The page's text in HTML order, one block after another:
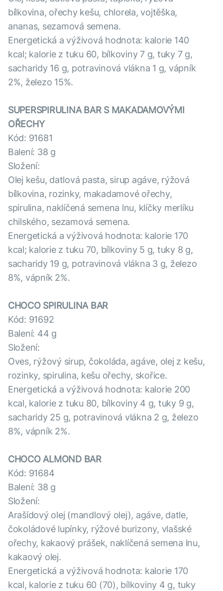
bílkovina, ořechy kešu, chlorela, vojtěška,
ananas, sezamová semena.
Energetická a výživová hodnota: kalorie 140
kcal; kalorie z tuku 60, bílkoviny 7 g, tuky 7 g,
sacharidy 16 g, potravinová vlákna 1 g, vápník
2%, železo 15%.
SUPERSPIRULINA BAR S MAKADAMOVÝMI
OŘECHY
Kód: 91681
Balení: 38 g
Složení:
Olej kešu, datlová pasta, sirup agáve, rýžová
bílkovina, rozinky, makadamové ořechy,
spirulina, naklíčená semena lnu, klíčky merlíku
chilského, sezamová semena.
Energetická a výživová hodnota: kalorie 170
kcal; kalorie z tuku 70, bílkoviny 5 g, tuky 8 g,
sacharidy 19 g, potravinová vlákna 3 g, železo
8%, vápník 2%.
CHOCO SPIRULINA BAR
Kód: 91692
Balení: 44 g
Složení:
Oves, rýžový sirup, čokoláda, agáve, olej z kešu,
rozinky, spirulina, kešu ořechy, skořice.
Energetická a výživová hodnota: kalorie 200
kcal, kalorie z tuku 80, bílkoviny 4 g, tuky 9 g,
sacharidy 25 g, potravinová vlákna 2 g, železo
8%, vápník 2%.
CHOCO ALMOND BAR
Kód: 91684
Balení: 38 g
Složení:
Arašídový olej (mandlový olej), agáve, datle,
čokoládové lupínky, rýžové burizony, vlašské
ořechy, kakaový prášek, naklíčená semena lnu,
kakaový olej.
Energetická a výživová hodnota: kalorie 170
kcal, kalorie z tuku 60 (70), bílkoviny 4 g, tuky